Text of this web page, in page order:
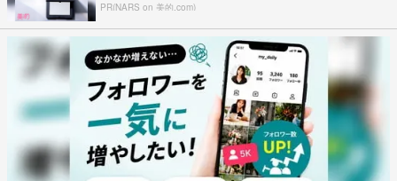
PR(NARS on 美的.com)